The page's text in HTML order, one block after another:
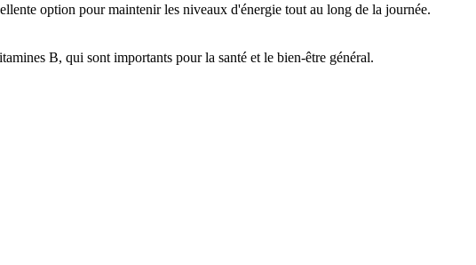
option pour maintenir les niveaux d'énergie tout au long de la journée.
B, qui sont importants pour la santé et le bien-être général.